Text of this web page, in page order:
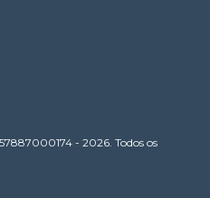
- 2026. Todos os